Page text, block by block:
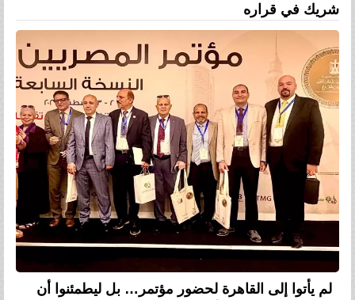
شريك في قراره
لم يأتوا إلى القاهرة لحضور مؤتمر… بل ليطمئنوا أن